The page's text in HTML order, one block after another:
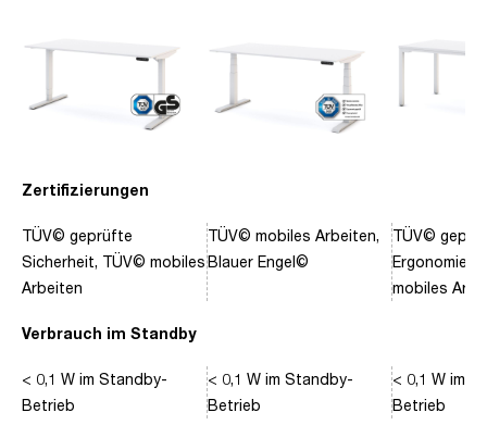
Zertifizierungen
Verbrauch im Standby
TÜV© geprüfte
Sicherheit, TÜV© mobiles
Arbeiten
< 0,1 W im Standby-
Betrieb
TÜV© mobiles Arbeiten,
Blauer Engel©
< 0,1 W im Standby-
Betrieb
TÜV©
Ergonomie,
mobiles
< 0,1 W im
Betrieb